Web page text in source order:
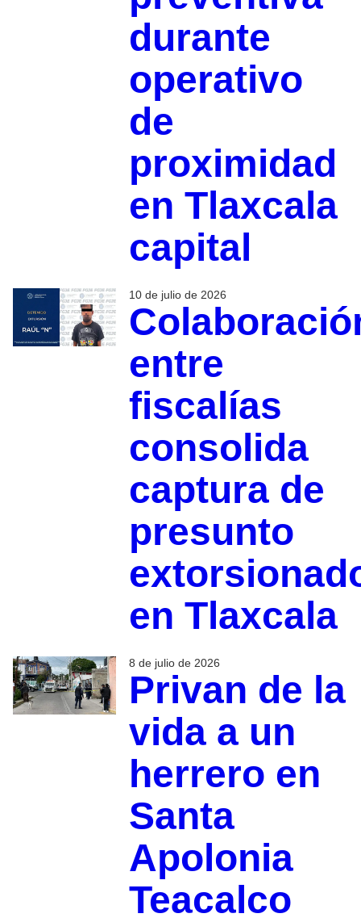
durante
operativo
de
proximidad
en Tlaxcala
capital
10 de julio de 2026
entre
fiscalías
consolida
captura de
presunto
en Tlaxcala
8 de julio de 2026
Privan de la
vida a un
herrero en
Santa
Apolonia
Teacalco